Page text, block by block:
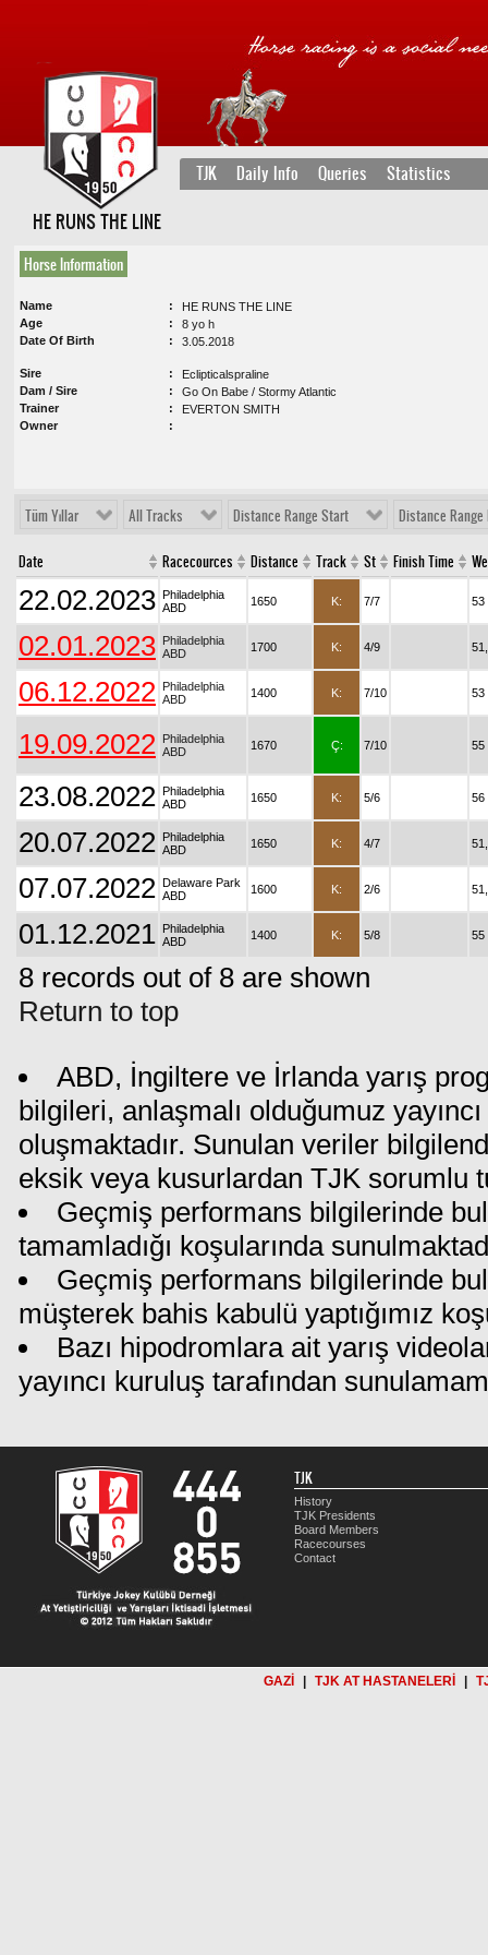
TJK Daily Info Queries Statistics
HE RUNS THE LINE
Horse Information
Name
HE RUNS THE LINE
Age
8 yo h
Date Of Birth
3.05.2018
Sire
Eclipticalspraline
Dam / Sire
Go On Babe / Stormy Atlantic
Trainer
EVERTON SMITH
Owner
Tüm Yıllar All Tracks Distance Range Start Distance Range
Date Racecources Distance Track St Finish Time
22.02.2023 Philadelphia
ABD
1650 K: 7/7 53
02.01.2023 Philadelphia
ABD
1700 K: 4/9
06.12.2022 Philadelphia
ABD
1400 K: 7/10 53
19.09.2022 Philadelphia
ABD
1670 Ç: 7/10 55
23.08.2022 Philadelphia
ABD
1650 K: 5/6 56
20.07.2022 Philadelphia
ABD
1650 K: 4/7
07.07.2022 Delaware Park
ABD
1600 K: 2/6
01.12.2021 Philadelphia
ABD
1400 K: 5/8 55
8 records out of 8 are shown
Return to top
ABD, İngiltere ve İrlanda yarış
bilgileri, anlaşmalı olduğumuz
oluşmaktadır. Sunulan veriler
eksik veya kusurlardan TJK sorumlu
Geçmiş performans bilgilerinde
tamamladığı koşularında
Geçmiş performans bilgilerinde
müşterek bahis kabulü yaptığımız
Bazı hipodromlara ait yarış
yayıncı kuruluş tarafından
TJK
History
TJK Presidents
Board Members
Racecourses
Contact
GAZİ TJK AT HASTANELERİ